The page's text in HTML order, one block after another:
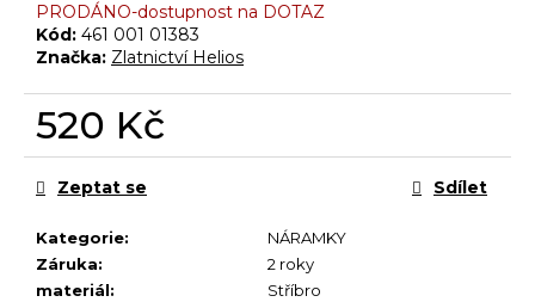
PRODÁNO-dostupnost na DOTAZ
Kód: 461 001 01383
Značka: Zlatnictví Helios
520 Kč
Měrná
cena:
Kategorie:
NÁRAMKY
Záruka:
2 roky
materiál:
Stříbro
Zeptat se Sdílet
č
u
e
m
e